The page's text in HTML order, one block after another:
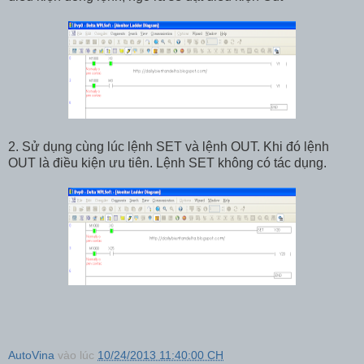
2. Sử dụng cùng lúc lệnh SET và lệnh OUT. Khi đó lệnh
OUT là điều kiện ưu tiên. Lệnh SET không có tác dụng.
AutoVina vào lúc 10/24/2013 11:40:00 CH